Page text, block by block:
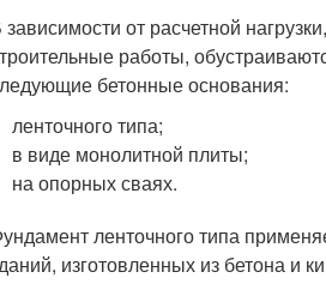
зависимости от расчетной
работы,
бетонные основания:
ленточного типа;
в виде монолитной плиты;
на опорных сваях.
ленточного типа
изготовленных из бетона и